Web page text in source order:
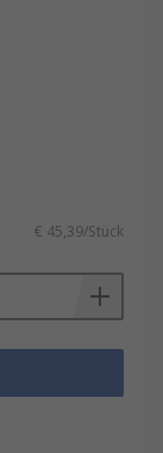
€ 45,39/Stück